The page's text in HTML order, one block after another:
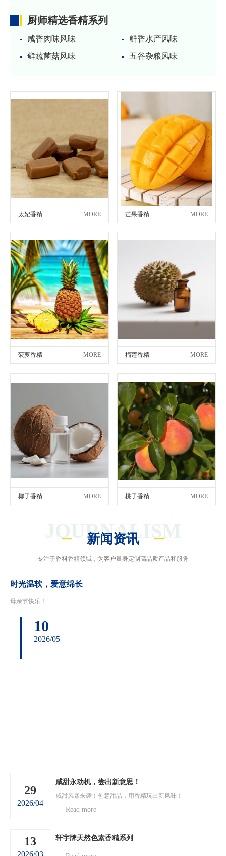
厨师精选香精系列
咸香肉味风味
鲜香水产风味
鲜蔬菌菇风味
五谷杂粮风味
太妃香精 MORE 芒果香精 MORE
菠萝香精 MORE 榴莲香精 MORE
椰子香精 MORE 桃子香精 MORE
JOURNALISM
新闻资讯
专注于香料香精领域，为客户量身定制高品质产品和服务
时光温软，爱意绵长
母亲节快乐！
10
2026/05
29
2026/04
咸甜永动机，尝出新意思！
咸甜风暴来袭！创意甜品，用香精玩出新风味！
Read more
13 轩宇牌天然色素香精系列